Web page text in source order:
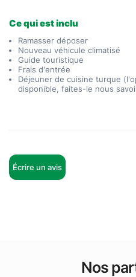
Ce qui est inclu
Ramasser déposer
Nouveau véhicule climatisé
Guide touristique
Frais d'entrée
Déjeuner de cuisine turque
disponible, faites-le nous
Écrire un avis
Nos